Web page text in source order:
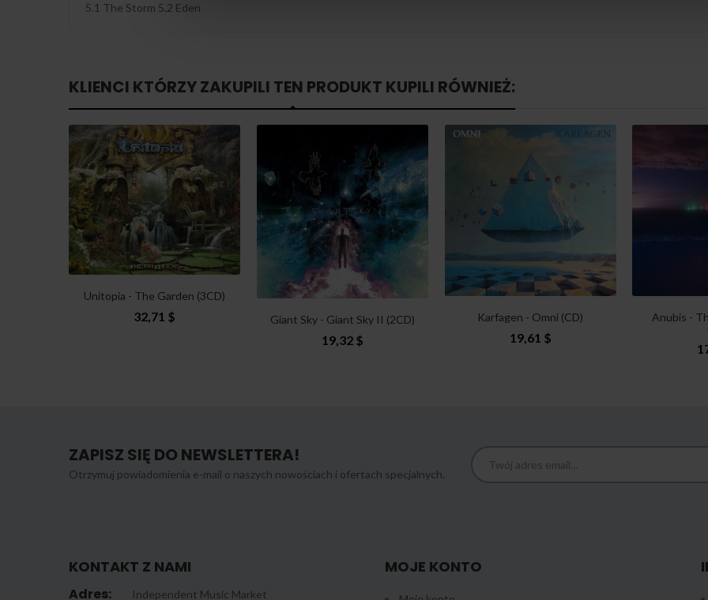
5.1 The Storm 5.2 Eden
KLIENCI KTÓRZY ZAKUPILI TEN PRODUKT KUPILI RÓWNIEŻ:
Unitopia - The Garden (3CD)
32,71 $ Giant Sky - Giant Sky II (2CD)
19,32 $
Karfagen - Omni (CD)
19,61 $
Anubis -
ZAPISZ SIĘ DO NEWSLETTERA!
Otrzymuj powiadomienia e-mail o naszych nowościach i ofertach specjalnych.
KONTAKT Z NAMI
Adres: Independent Music Market
MOJE KONTO